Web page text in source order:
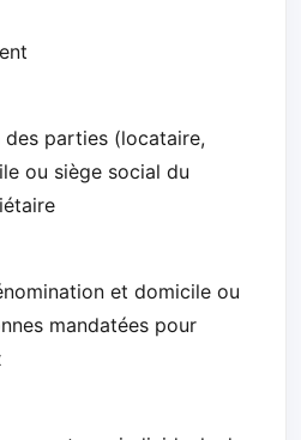
parties (locataire,
ou siège social du
et domicile ou
mandatées pour